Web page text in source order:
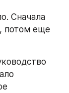
Сначала
потом еще